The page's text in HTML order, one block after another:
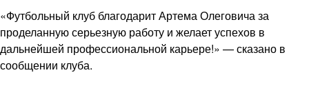
«Футбольный клуб благодарит Артема Олеговича за
проделанную серьезную работу и желает успехов в
дальнейшей профессиональной карьере!» — сказано в
сообщении клуба.